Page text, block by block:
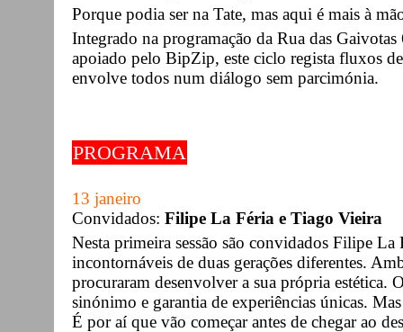
Porque podia ser na Tate, mas aqui é mais à
Integrado na programação da Rua das
apoiado pelo BipZip, este ciclo regista fluxos de
envolve todos num diálogo sem parcimónia.
PROGRAMA
13 janeiro
Convidados: Filipe La Féria e Tiago Vieira
Nesta primeira sessão são convidados Filipe
incontornáveis de duas gerações diferentes.
procuraram desenvolver a sua própria estética.
sinónimo e garantia de experiências únicas.
É por aí que vão começar antes de chegar ao